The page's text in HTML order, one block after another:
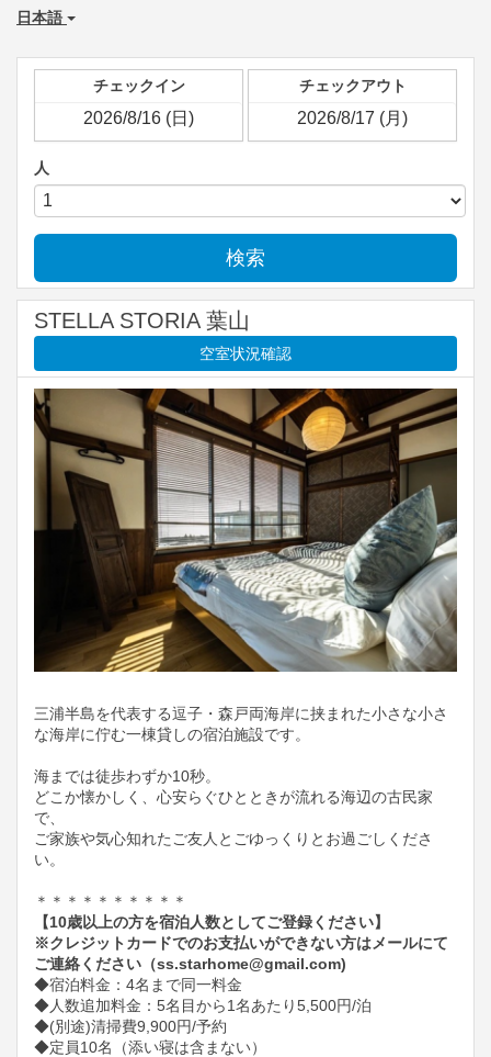
日本語
チェックイン チェックアウト
人
検索
STELLA STORIA 葉山
空室状況確認
三浦半島を代表する逗子・森戸両海岸に挟まれた小さな小さ
な海岸に佇む一棟貸しの宿泊施設です。
海までは徒歩わずか10秒。
どこか懐かしく、心安らぐひとときが流れる海辺の古民家
で、
ご家族や気心知れたご友人とごゆっくりとお過ごしくださ
い。​
＊＊＊＊＊＊＊＊＊＊
【10歳以上の方を宿泊人数としてご登録ください】
※クレジットカードでのお支払いができない方はメールにて
ご連絡ください（ss.starhome@gmail.com)
◆宿泊料金：4名まで同一料金
◆人数追加料金：5名目から1名あたり5,500円/泊
◆(別途)清掃費9,900円/予約
◆定員10名（添い寝は含まない）